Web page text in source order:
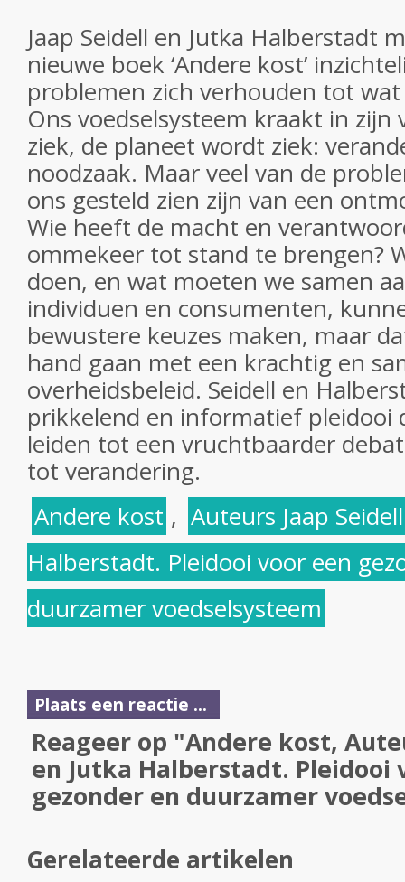
Jaap Seidell en Jutka Halberstadt
nieuwe boek ‘Andere kost’
problemen zich verhouden tot
Ons voedselsysteem kraakt in zijn
ziek, de planeet wordt ziek:
noodzaak. Maar veel van de
ons gesteld zien zijn van een
Wie heeft de macht en
ommekeer tot stand te brengen?
doen, en wat moeten we samen
individuen en consumenten,
bewustere keuzes maken, maar
hand gaan met een krachtig en
overheidsbeleid. Seidell en
prikkelend en informatief pleidooi
leiden tot een vruchtbaarder
tot verandering.
Andere kost , Auteurs Jaap
Halberstadt. Pleidooi voor een
duurzamer voedselsysteem
Plaats een reactie ...
Reageer op "Andere kost,
en Jutka Halberstadt. Pleidooi
gezonder en duurzamer
Gerelateerde artikelen